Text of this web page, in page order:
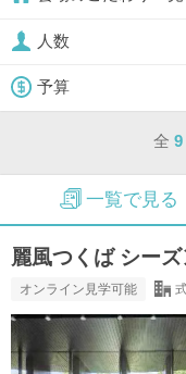
人数
予算
全 9
一覧で見る
麗風つくば シー
オンライン見学可能